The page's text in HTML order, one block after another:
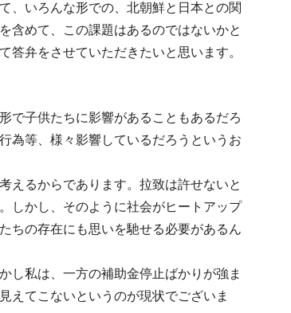
、いろんな形での、北朝鮮と日本との関
含めて、この課題はあるのではないかと
弁をさせていただきたいと思います。
で子供たちに影響があることもあるだろ
為等、様々影響しているだろうというお
えるからであります。拉致は許せないと
しかし、そのように社会がヒートアップ
ちの存在にも思いを馳せる必要があるん
し私は、一方の補助金停止ばかりが強ま
えてこないというのが現状でございま